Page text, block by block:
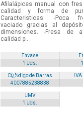
Afilalápices manual con
calidad y forma de
Caracteristicas: -Poca
vaciado gracias al
dimensiones. -Fresa de
calidad p...
Envase
1 Uds.
Cï¿½digo de Barras
4007885238838
UMV
1 Uds.